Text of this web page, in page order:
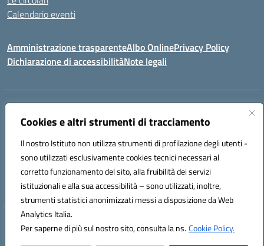
Cookies e altri strumenti di tracciamento
Il nostro Istituto non utilizza strumenti di profilazione degli utenti -
sono utilizzati esclusivamente cookies tecnici necessari al
corretto funzionamento del sito, alla fruibilità dei servizi
istituzionali e alla sua accessibilità – sono utilizzati, inoltre,
strumenti statistici anonimizzati messi a disposizione da Web
Analytics Italia.
Per saperne di più sul nostro sito, consulta la ns.Cookie Policy.
Calendario eventi
Amministrazione trasparenteAlbo OnlinePrivacy Policy
Dichiarazione di accessibilitàNote legali
Indirizzo:
Centralino:+39 071 89 52 08 Email:anic82000a@istruzione.it
Codice fiscale: 93084540421
Codice meccanografico:
ANIC82000A
Codice unico di fatturazione (CUF): UFF6L6
Hosting & Powered by 3D Solution S.r.l.
Concept & Design by Designers Italia